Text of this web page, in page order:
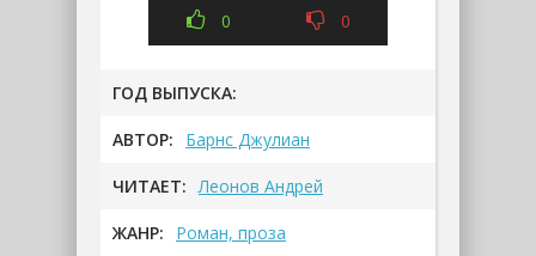
0 0
ГОД ВЫПУСКА:
АВТОР: Барнс Джулиан
ЧИТАЕТ: Леонов Андрей
ЖАНР: Роман, проза